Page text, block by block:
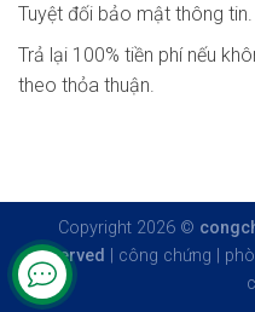
Tuyệt đối bảo mật thông tin.
Trả lại 100% tiền phí nếu
theo thỏa thuận.
Copyright 2026 ©
Reserved
công chứng